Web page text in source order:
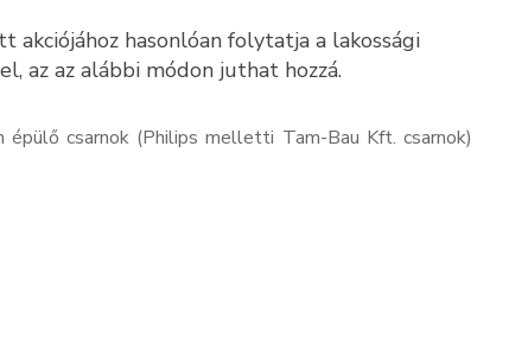
akciójához hasonlóan folytatja a lakossági
az az alábbi módon juthat hozzá.
csarnok (Philips melletti Tam-Bau Kft. csarnok)